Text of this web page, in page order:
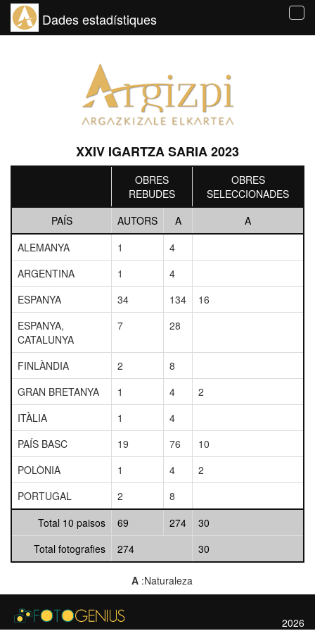
Dades estadístiques
XXIV IGARTZA SARIA 2023
OBRES
REBUDES
OBRES
SELECCIONADES
PAÍS
AUTORS A
A
ALEMANYA
1
4
ARGENTINA
1
4
ESPANYA
34 134
16
ESPANYA,
CATALUNYA
7 28
FINLÀNDIA 2
8
GRAN BRETANYA
1 4
2
ITÀLIA
1
4
PAÍS BASC
19 76
10
POLÒNIA
1 4
2
PORTUGAL
2
8
Total 10 paisos
69 274
30
Total fotografies
274 30
A:Naturaleza
2026